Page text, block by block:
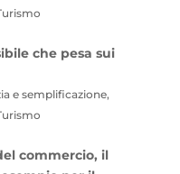
che pesa sui
e semplificazione,
commercio, il